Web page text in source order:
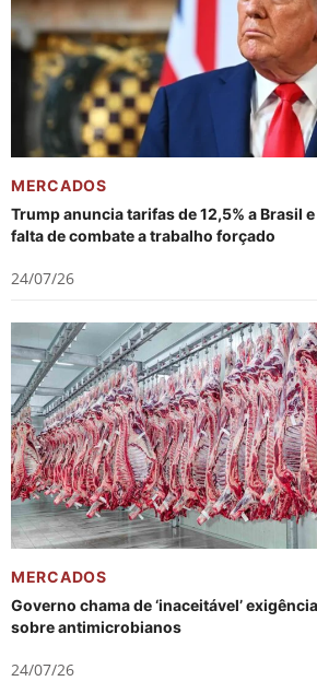
MERCADOS
Trump anuncia tarifas de 12,5% a Brasil
falta de combate a trabalho forçado
24/07/26
MERCADOS
Governo chama de ‘inaceitável’
sobre antimicrobianos
24/07/26